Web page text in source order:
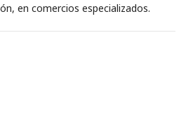
en comercios especializados.